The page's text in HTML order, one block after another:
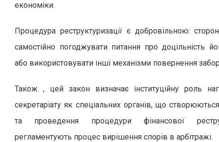
економіки.
Процедура реструктуризації є добровільною:
самостійно погоджувати питання про доцільність
або використовувати інші механізми повернення
Також , цей закон визначає інституційну роль
секретаріату як спеціальних органів, що створюються
та проведення процедури фінансової
регламентують процес вирішення спорів в арбітражі.